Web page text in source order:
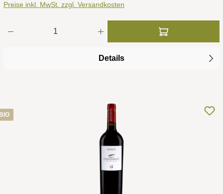
Preise inkl. MwSt. zzgl. Versandkosten
Produkt Anzahl: Gib den gewünschten
Details